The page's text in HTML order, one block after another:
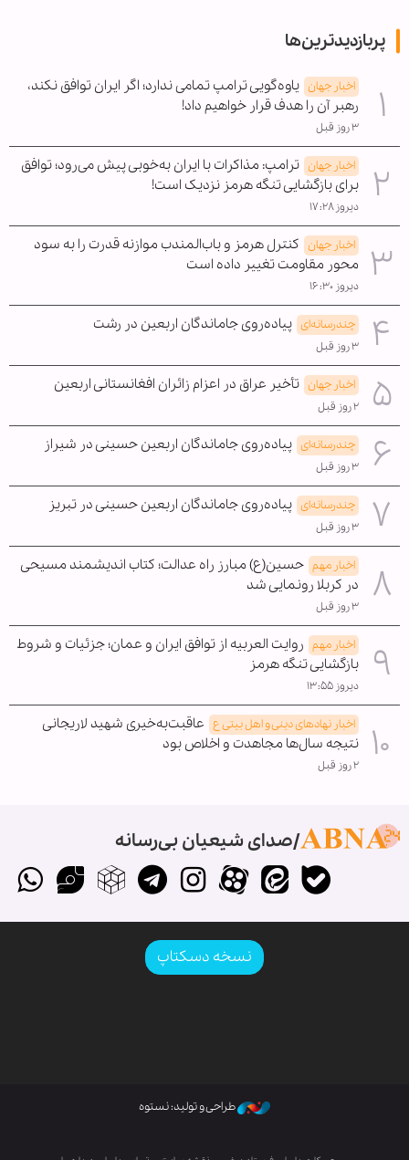
پربازدیدترین‌ها
اخبار جهان یاوه‌گویی ترامپ تمامی ندارد؛ اگر ایران توافق نکند،
رهبر آن را هدف قرار خواهیم داد!
۳ روز قبل
اخبار جهان ترامپ: مذاکرات با ایران به‌خوبی پیش می‌رود؛ توافق
برای بازگشایی تنگه هرمز نزدیک است!
دیروز ۱۷:۲۸
اخبار جهان کنترل هرمز و باب‌المندب موازنه قدرت را به سود
محور مقاومت تغییر داده است
دیروز ۱۶:۳۰
چندرسانه‌ای پیاده‌روی جاماندگان اربعین در رشت
۳ روز قبل
اخبار جهان تأخیر عراق در اعزام زائران افغانستانی اربعین
۲ روز قبل
چندرسانه‌ای پیاده‌روی جاماندگان اربعین حسینی در شیراز
۳ روز قبل
چندرسانه‌ای پیاده‌روی جاماندگان اربعین حسینی در تبریز
۳ روز قبل
اخبار مهم حسین(ع) مبارز راه عدالت؛ کتاب اندیشمند مسیحی
در کربلا رونمایی شد
۳ روز قبل
اخبار مهم روایت العربیه از توافق ایران و عمان؛ جزئیات و شروط
بازگشایی تنگه هرمز
دیروز ۱۳:۵۵
اخبار نهادهای دینی و اهل بیتی ع عاقبت‌به‌خیری شهید لاریجانی
نتیجه سال‌ها مجاهدت و اخلاص بود
۲ روز قبل
صدای شیعیان بی‌رسانه
نسخه دسکتاپ
طراحی و تولید: نستوه